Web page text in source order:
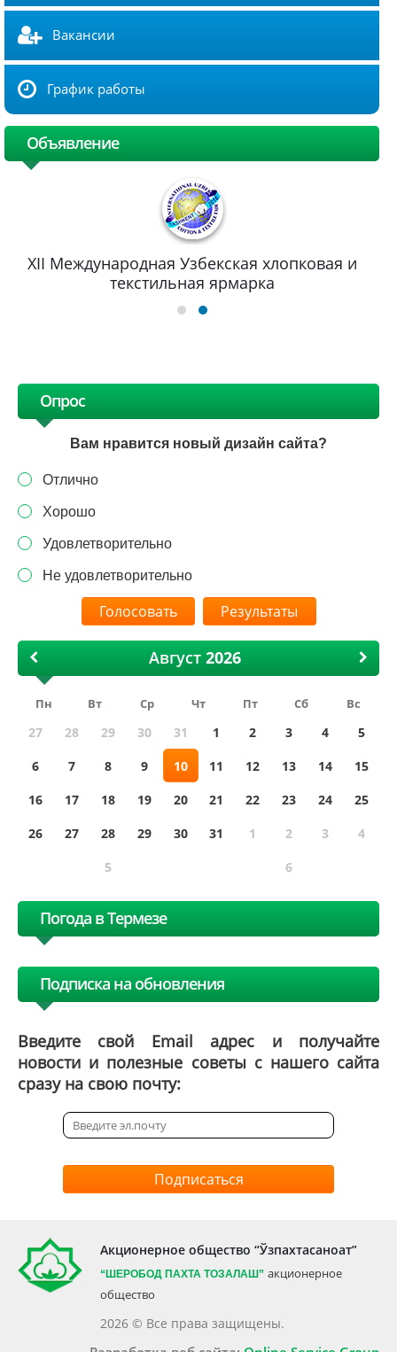
Вакансии
График работы
Объявление
XII Международная Узбекская хлопковая и
текстильная ярмарка
Опрос
Вам нравится новый дизайн сайта?
Отлично
Хорошо
Удовлетворительно
Не удовлетворительно
Результаты
Август
Пн Вт Ср Чт Пт Сб Вс
27 28 29 30 31 1 2 3 4
5
6
7 8 9 10 11 12 13 14
15
16
17 18 19 20 21 22 23 24
25
26
27 28 29 30 31 1 2 3
4
5
6
Погода в Термезе
Подписка на обновления
Введите свой Email адрес и получайте
новости и полезные советы с нашего сайта
сразу на свою почту:
Подписаться
Акционерное общество “Ўзпахтасаноат”
“ШЕРОБОД ПАХТА ТОЗАЛАШ” акционерное
общество
2026 © Все права защищены.